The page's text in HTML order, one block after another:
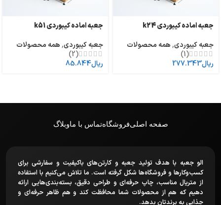
جعبه اماده کیبوردی k24
جعبه کیبوردی,همه محصولات
(1)
ریال277.343
جعبه اماده کیبوردی k51
جعبه کیبوردی,همه محصولات
(2)
ریال85.844
صفحه اصلیفروشگاهتماس با ماوبلاگ
الو جعبه با هدف تولید جعبه و کارتن‌های باکیفیت و سفارشی برای
کسب‌وکارها و فروشگاه‌ها شکل گرفته است. ما تلاش می‌کنیم با استفاده
از متریال مناسب، چاپ حرفه‌ای و طراحی دقیق، بسته‌بندی‌هایی ارائه
دهیم که هم از محصولات شما محافظت کند و هم ظاهر حرفه‌ای و
جذابی به برندتان بدهد.